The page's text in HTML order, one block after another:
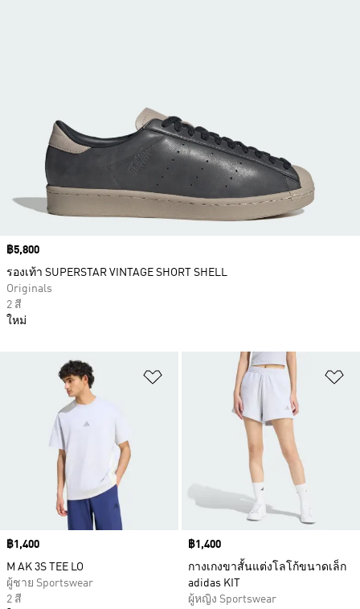
เพิ่มไปยังรายการสินค้าโปรด
Price
฿1,400
M AK 3S TEE LO
ผู้ชาย Sportswear
2 สี
Price
฿1,400
กางเกงขาสั้นแต่งโลโก้ขนาดเล็ก
adidas KIT
ผู้หญิง Sportswear
Price
฿5,800
รองเท้า SUPERSTAR VINTAGE SHORT SHELL
Originals
2 สี
ใหม่